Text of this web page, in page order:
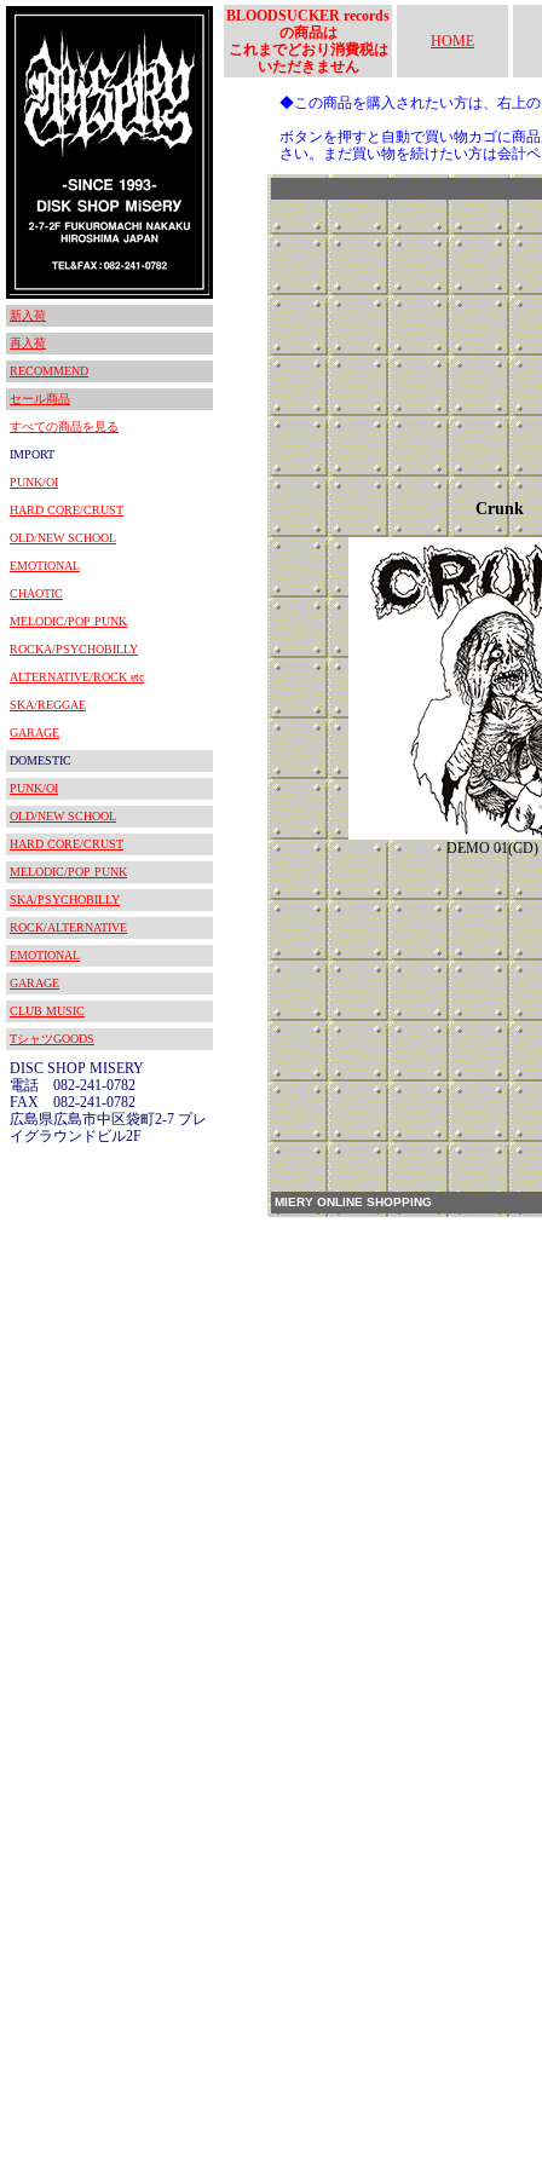
新入荷
再入荷
RECOMMEND
セール商品
すべての商品を見る
IMPORT
PUNK/OI
HARD CORE/CRUST
OLD/NEW SCHOOL
EMOTIONAL
CHAOTIC
MELODIC/POP PUNK
ROCKA/PSYCHOBILLY
ALTERNATIVE/ROCK etc
SKA/REGGAE
GARAGE
DOMESTIC
PUNK/OI
OLD/NEW SCHOOL
HARD CORE/CRUST
MELODIC/POP PUNK
SKA/PSYCHOBILLY
ROCK/ALTERNATIVE
EMOTIONAL
GARAGE
CLUB MUSIC
TシャツGOODS
DISC SHOP MISERY
電話 082-241-0782
FAX 082-241-0782
広島県広島市中区袋町2-7 プレ
イグラウンドビル2F
BLOODSUCKER records
の商品は
これまでどおり消費税は
いただきません
HOME
◆この商品を購入されたい方は、右上
ボタンを押すと自動で買い物カゴに商
さい。まだ買い物を続けたい方は会計
Crunk
DEMO
MIERY ONLINE SHOPPING